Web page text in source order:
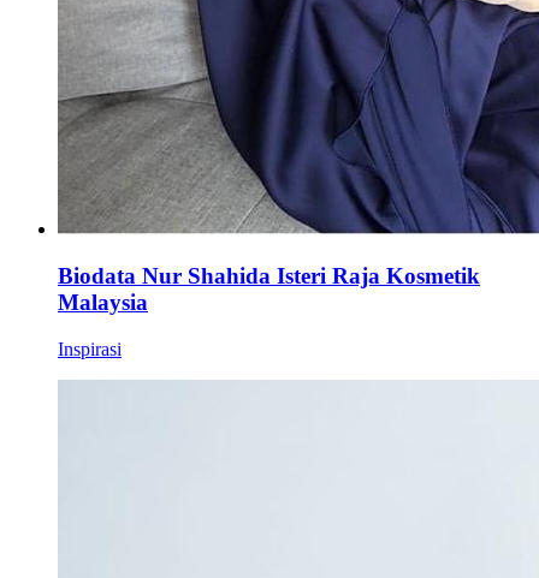
Biodata Nur Shahida Isteri Raja Kosmetik
Malaysia
Inspirasi